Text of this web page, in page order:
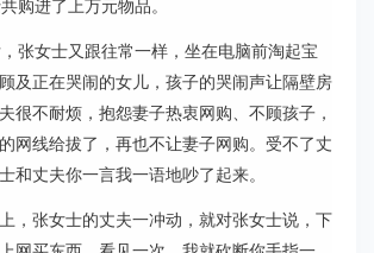
购进了上万元物品。
张女士又跟往常一样，坐在电脑前淘起宝
及正在哭闹的女儿，孩子的哭闹声让隔壁房
很不耐烦，抱怨妻子热衷网购、不顾孩子，
网线给拔了，再也不让妻子网购。受不了丈
和丈夫你一言我一语地吵了起来。
，张女士的丈夫一冲动，就对张女士说，下